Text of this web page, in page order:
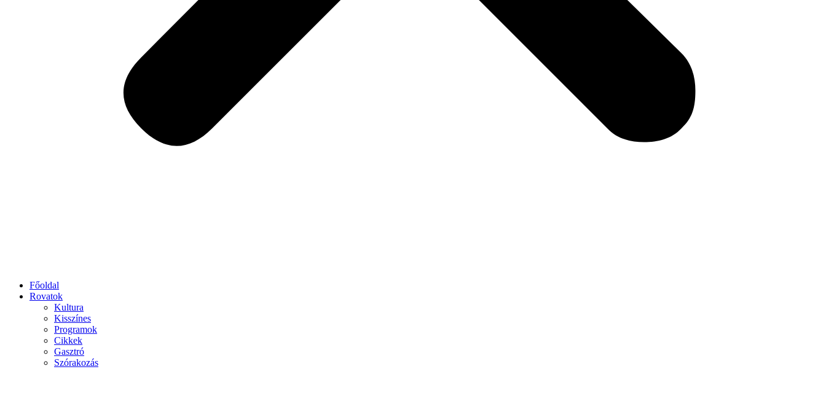
Főoldal
Rovatok
Kultura
Kisszínes
Programok
Cikkek
Gasztró
Szórakozás